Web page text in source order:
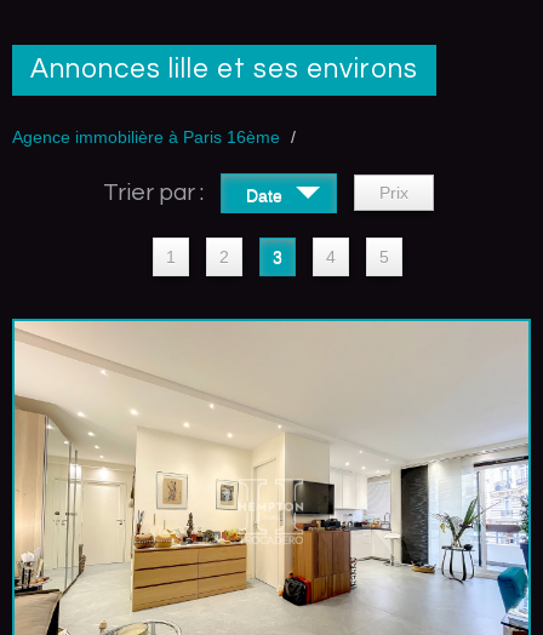
Annonces lille et ses environs
Agence immobilière à Paris 16ème
Trier par : Date Prix
1 2 3 4 5